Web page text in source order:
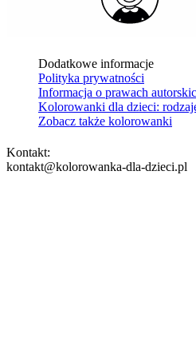
Dodatkowe informacje
Polityka prywatności
Informacja o prawach
Kolorowanki dla dzieci:
Zobacz także kolorowanki
Kontakt:
kontakt@kolorowanka-dla-dzieci.pl